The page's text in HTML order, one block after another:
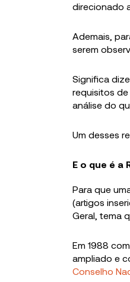
direcionado
Ademais,
serem
Significa
requisitos
análise do
Um desses
E o que é a
Para que
(artigos
Geral, tema
Em 1988
ampliado e
Conselho